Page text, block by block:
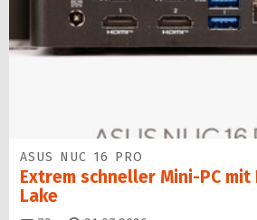
ASUS NUC 16 PRO
Extrem schneller Mini-PC
Lake